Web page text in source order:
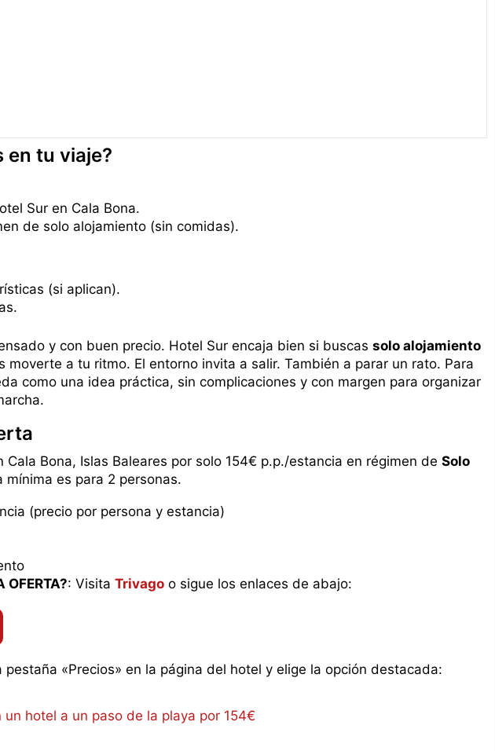
en tu viaje?
Sur en Cala Bona.
de solo alojamiento (sin comidas).
(si aplican).
y con buen precio. Hotel Sur encaja bien si buscas solo alojamiento
moverte a tu ritmo. El entorno invita a salir. También a parar un rato. Para
como una idea práctica, sin complicaciones y con margen para organizar
Cala Bona, Islas Baleares por solo 154€ p.p./estancia en régimen de Solo
mínima es para 2 personas.
(precio por persona y estancia)
OFERTA?: Visita Trivago o sigue los enlaces de abajo:
pestaña «Precios» en la página del hotel y elige la opción destacada: